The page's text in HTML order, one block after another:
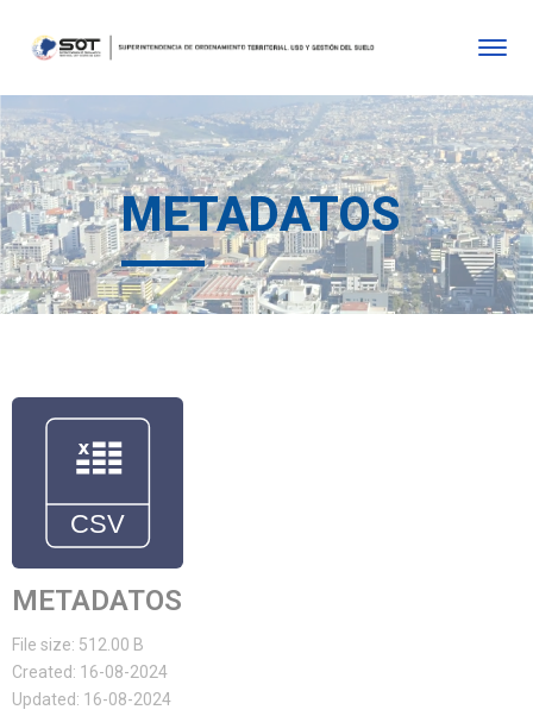
METADATOS
METADATOS
File size: 512.00 B
Created: 16-08-2024
Updated: 16-08-2024